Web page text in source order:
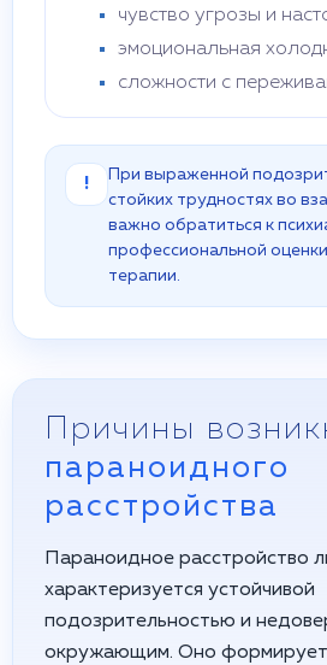
чувство угрозы и
эмоциональная
сложности с
!
При выраженной
стойких трудностях во
важно обратиться к
профессиональной
терапии.
Причины
параноидного
расстройства
Параноидное расстройство
характеризуется устойчивой
подозрительностью и
окружающим. Оно